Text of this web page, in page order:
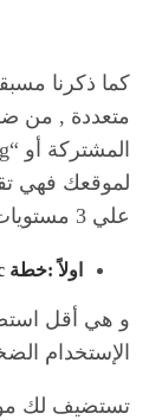
كما ذكرنا
متعددة , من
لموقعك فهي
علي 3 مستويات من الخدمة.
اولاً :خطة
و هي أقل
الإستخدام
تستضيف لك موقع